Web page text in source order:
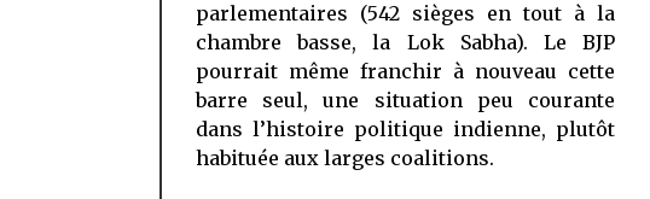
parlementaires (542 sièges en tout à la
chambre basse, la Lok Sabha). Le BJP
pourrait même franchir à nouveau cette
barre seul, une situation peu courante
dans l’histoire politique indienne, plutôt
habituée aux larges coalitions.